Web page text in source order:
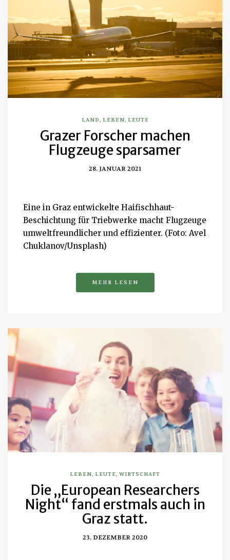
LAND LEBEN LEUTE
Grazer Forscher machen
Flugzeuge sparsamer
28. JANUAR 2021
Eine in Graz entwickelte Haifischhaut-
Beschichtung für Triebwerke macht Flugzeuge
umweltfreundlicher und effizienter. (Foto: Avel
Chuklanov/Unsplash)
MEHR LESEN
LEBEN LEUTE WIRTSCHAFT
Die „European Researchers
Night“ fand erstmals auch in
Graz statt.
23. DEZEMBER 2020